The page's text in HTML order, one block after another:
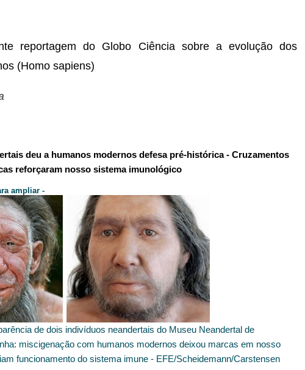
reportagem do Globo Ciência sobre a evolução dos
(Homo sapiens)
deu a humanos modernos defesa pré-histórica - Cruzamentos
reforçaram nosso sistema imunológico
ampliar -
de dois indivíduos neandertais do Museu Neandertal de
miscigenação com humanos modernos deixou marcas em nosso
funcionamento do sistema imune - EFE/Scheidemann/Carstensen